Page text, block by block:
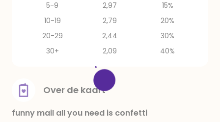
5-9
2,97
15%
10-19
2,79
20%
20-29
2,44
30%
30+
2,09 40%
Over de kaart
funny mail all you need is confetti